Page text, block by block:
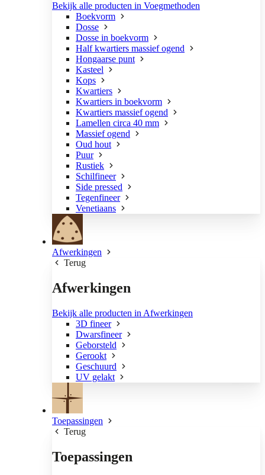
Bekijk alle producten in Voegmethoden
Boekvorm
Dosse
Dosse in boekvorm
Half kwartiers massief ogend
Hongaarse punt
Kasteel
Kops
Kwartiers
Kwartiers in boekvorm
Kwartiers massief ogend
Lamellen circa 40 mm
Massief ogend
Oud hout
Puur
Rustiek
Schilfineer
Side pressed
Tegenfineer
Venetiaans
Afwerkingen
Terug
Afwerkingen
Bekijk alle producten in Afwerkingen
3D fineer
Dwarsfineer
Geborsteld
Gerookt
Geschuurd
UV gelakt
Toepassingen
Terug
Toepassingen